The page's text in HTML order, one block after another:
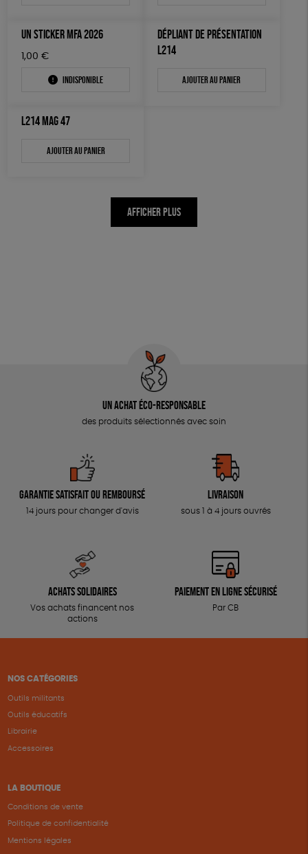
CUISINE / NUTRITION
BD / ILLUSTRÉS
ESSAIS
UN STICKER MFA 2026
1,00 €
Indisponible
DÉPLIANT DE PRÉSENTATION
L214
Ajouter au panier
L214 MAG 47
Ajouter au panier
AFFICHER PLUS
Un achat éco-responsable
des produits sélectionnés avec soin
Garantie satisfait ou remboursé
14 jours pour changer d'avis
Livraison
sous 1 à 4 jours ouvrés
Achats solidaires
Vos achats financent nos
actions
Paiement en ligne sécurisé
Par CB
NOS CATÉGORIES
Outils militants
Outils éducatifs
Librairie
Accessoires
LA BOUTIQUE
Conditions de vente
Politique de confidentialité
Mentions légales